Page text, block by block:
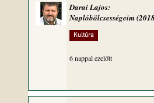
Darai Lajos:
Naplóbölcsességeim
Kultúra
6 nappal ezelőtt